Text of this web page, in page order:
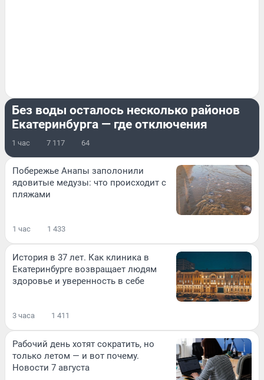
Без воды осталось несколько районов
Екатеринбурга — где отключения
1 час 7 117 64
Побережье Анапы заполонили
ядовитые медузы: что происходит с
пляжами
1 час 1 433
История в 37 лет. Как клиника в
Екатеринбурге возвращает людям
здоровье и уверенность в себе
3 часа 1 411
Рабочий день хотят сократить, но
только летом — и вот почему.
Новости 7 августа